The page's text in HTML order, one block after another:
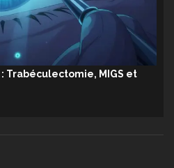
Trabéculectomie, MIGS et